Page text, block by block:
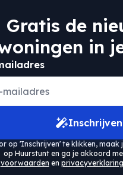
Gratis de
in
Inschrijven
op 'Inschrijven' te klikken, maak
op Huurstunt en ga je akkoord
voorwaarden en privacyverklaring